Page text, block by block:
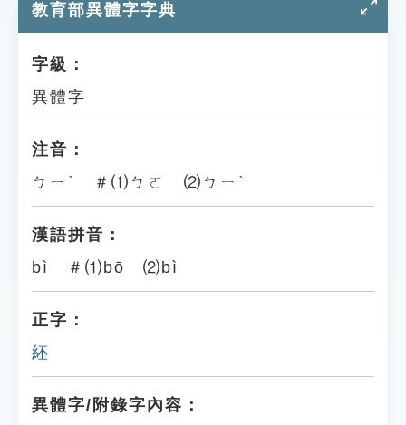
貓頭鷹博士
教育部異體字字典
字級：
異體字
注音：
ㄅㄧˋ ＃⑴ㄅㄛ ⑵ㄅㄧˋ
漢語拼音：
bì ＃⑴bō ⑵bì
正字：
䋔
異體字/附錄字內容：